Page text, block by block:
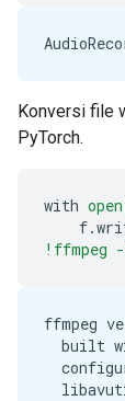
Konversi file
PyTorch.
with
f.
!ffmpeg
ffmpeg
built